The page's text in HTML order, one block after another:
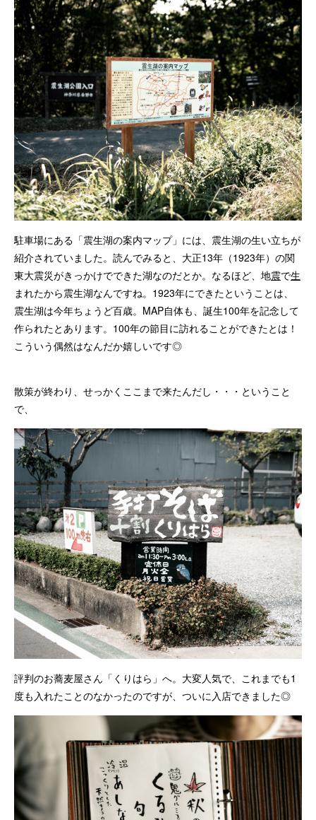
駐車場にある「震生湖の案内マップ」には、震生湖の生い立ちが
紹介されていました。読んでみると、大正13年（1923年）の関
東大震災がきっかけでできた湖なのだとか。なるほど、地震で生
まれたから震生湖なんですね。1923年にできたということは、
震生湖は今年ちょうど百歳。MAP自体も、誕生100年を記念して
作られたとあります。100年の節目に訪れることができたとは！
こういう偶然はなんだか嬉しいです◎
散策が終わり、せっかくここまで来たんだし・・・ということ
で、
評判のお蕎麦屋さん「くりはら」へ。大変人気で、これまでも1
度も入れたことのなかったのですが、ついに入店できました◎